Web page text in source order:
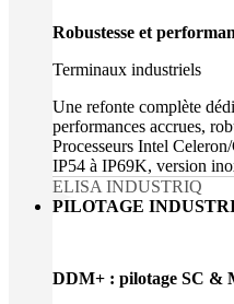
Robustesse et
Terminaux industriels
Une refonte complète
performances accrues,
Processeurs Intel
IP54 à IP69K, version
ELISA INDUSTRIQ
PILOTAGE
DDM+ : pilotage SC &